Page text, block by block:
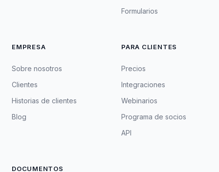
Formularios
EMPRESA
Sobre nosotros
Clientes
Historias de clientes
Blog
PARA CLIENTES
Precios
Integraciones
Webinarios
Programa de socios
API
DOCUMENTOS